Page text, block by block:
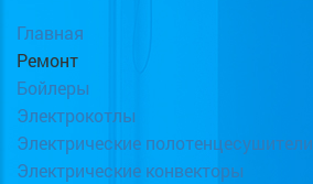
Главная
Ремонт
Бойлеры
Электрокотлы
Электрические полотенцесушители
Электрические конвекторы